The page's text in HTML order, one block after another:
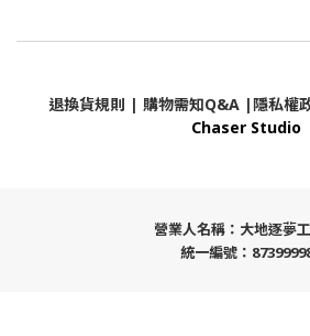
退換貨規則 | 購物需知Q&A | 隱私權
Chaser Studio
營業人名稱：大地逐夢
統一編號：